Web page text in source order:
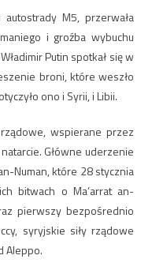
M5, przerwała
i groźba wybuchu
Putin spotkał się w
broni, które weszło
ono i Syrii, i Libii.
wspierane przez
Główne uderzenie
Numan, które 28 stycznia
bitwach o Ma’arrat an-
pierwszy bezpośrednio
syryjskie siły rządowe
Aleppo.